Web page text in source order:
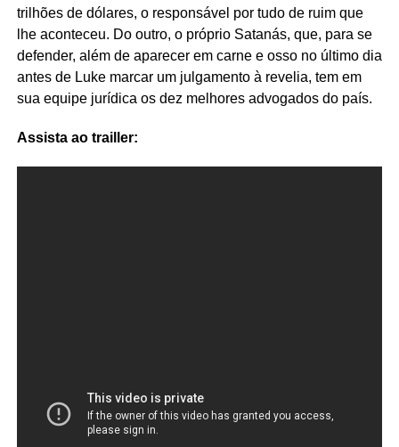
trilhões de dólares, o responsável por tudo de ruim que
lhe aconteceu. Do outro, o próprio Satanás, que, para se
defender, além de aparecer em carne e osso no último dia
antes de Luke marcar um julgamento à revelia, tem em
sua equipe jurídica os dez melhores advogados do país.
Assista ao trailler: